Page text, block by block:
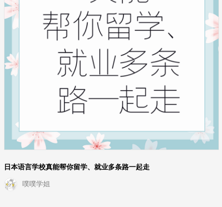
日本语言学校真能帮你留学、就业多条路一起走
噗噗学姐